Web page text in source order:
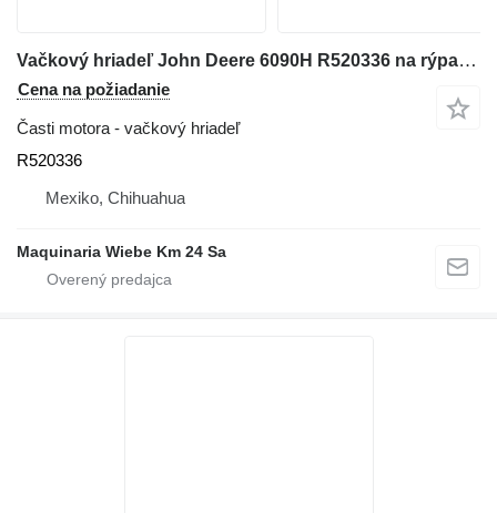
Vačkový hriadeľ John Deere 6090H R520336 na rýpadla
Cena na požiadanie
Časti motora - vačkový hriadeľ
R520336
Mexiko, Chihuahua
Maquinaria Wiebe Km 24 Sa